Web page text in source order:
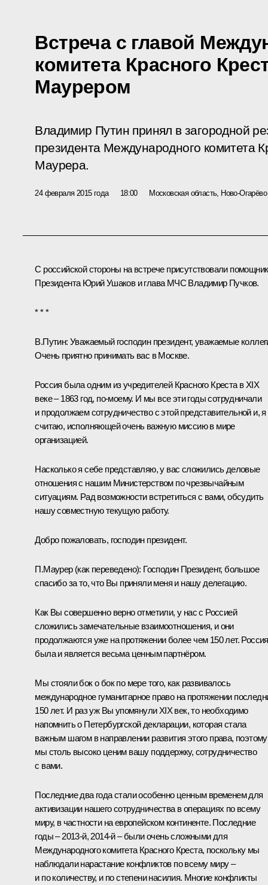
Встреча с главой
комитета Красного
Маурером
Владимир Путин принял в загородной
президента Международного комитета
Маурера.
24 февраля 2015 года 18:00 Московская область, Ново-Огарёво
С российской стороны на встрече присутствовали помощник
Президента Юрий Ушакови глава МЧС Владимир Пучков.
* * *
В.Путин: Уважаемый господин президент, уважаемые
Очень приятно принимать вас в Москве.
Россия была одним из учредителей Красного Креста в XIX
веке – 1863 год, по‑моему. И мы все эти годы сотрудничали
и продолжаем сотрудничество с этой представительной и, я
считаю, исполняющей очень важную миссию в мире
организацией.
Насколько я себе представляю, у вас сложились деловые
отношения с нашим Министерством по чрезвычайным
ситуациям. Рад возможности встретиться с вами, обсудить
нашу совместную текущую работу.
Добро пожаловать, господин президент.
П.Маурер (как переведено): Господин Президент, большое
спасибо за то, что Вы приняли меня и нашу делегацию.
Как Вы совершенно верно отметили, у нас с Россией
сложились замечательные взаимоотношения, и они
продолжаются уже на протяжении более чем 150 лет. Россия
была и является весьма ценным партнёром.
Мы стояли бок о бок по мере того, как развивалось
международное гуманитарное право на протяжении
150 лет. И раз уж Вы упомянули XIX век, то необходимо
напомнить о Петербургской декларации, которая стала
важным шагом в направлении развития этого права, поэтому
мы столь высоко ценим вашу поддержку, сотрудничество
с вами.
Последние два года стали особенно ценным временем для
активизации нашего сотрудничества в операциях по всему
миру, в частности на европейском континенте. Последние
годы – 2013-й, 2014-й – были очень сложными для
Международного комитета Красного Креста, поскольку мы
наблюдали нарастание конфликтов по всему миру –
и по количеству, и по степени насилия. Многие конфликты